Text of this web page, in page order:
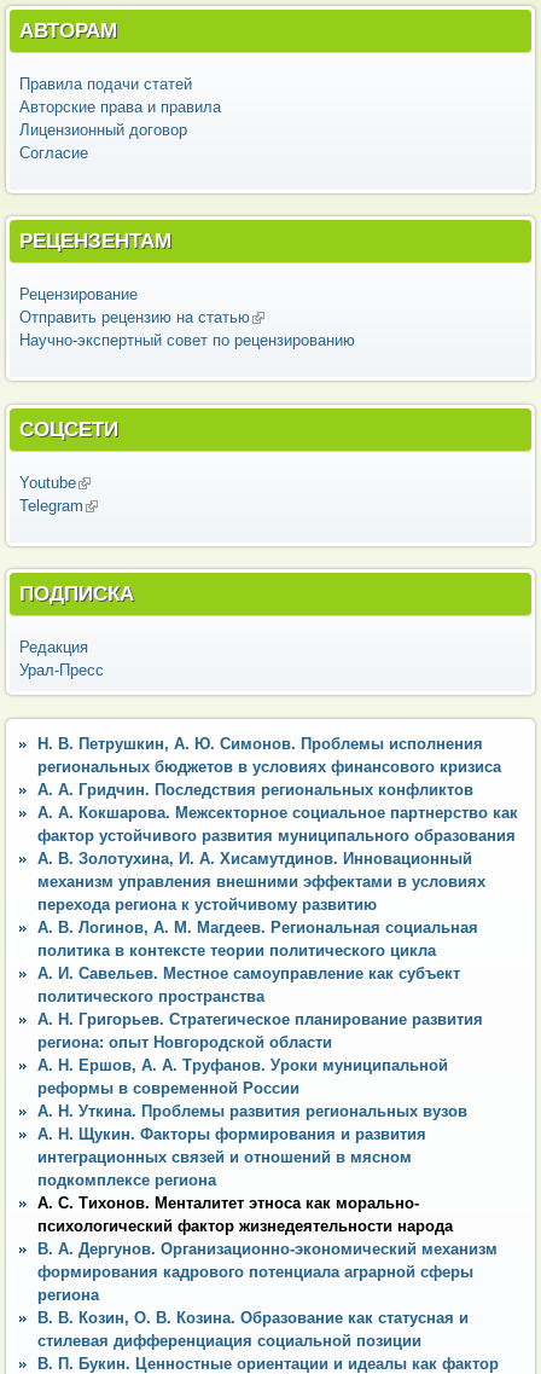
АВТОРАМ
Правила подачи статей
Авторские права и правила
Лицензионный договор
Согласие
РЕЦЕНЗЕНТАМ
Рецензирование
Отправить рецензию на статью(внешняя ссылка)
Научно-экспертный совет по рецензированию
СОЦСЕТИ
Youtube(внешняя ссылка)
Telegram (внешняя ссылка)
ПОДПИСКА
Редакция
Урал-Пресс
Н. В. Петрушкин, А. Ю. Симонов. Проблемы исполнения
региональных бюджетов в условиях финансового кризиса
А. А. Гридчин. Последствия региональных конфликтов
А. А. Кокшарова. Межсекторное социальное партнерство как
фактор устойчивого развития муниципального образования
А. В. Золотухина, И. А. Хисамутдинов. Инновационный
механизм управления внешними эффектами в условиях
перехода региона к устойчивому развитию
А. В. Логинов, А. М. Магдеев. Региональная социальная
политика в контексте теории политического цикла
А. И. Савельев. Местное самоуправление как субъект
политического пространства
А. Н. Григорьев. Стратегическое планирование развития
региона: опыт Новгородской области
А. Н. Ершов, А. А. Труфанов. Уроки муниципальной
реформы в современной России
А. Н. Уткина. Проблемы развития региональных вузов
А. Н. Щукин. Факторы формирования и развития
интеграционных связей и отношений в мясном
подкомплексе региона
А. С. Тихонов. Менталитет этноса как морально-
психологический фактор жизнедеятельности народа
В. А. Дергунов. Организационно-экономический механизм
формирования кадрового потенциала аграрной сферы
региона
В. В. Козин, О. В. Козина. Образование как статусная и
стилевая дифференциация социальной позиции
В. П. Букин. Ценностные ориентации и идеалы как фактор